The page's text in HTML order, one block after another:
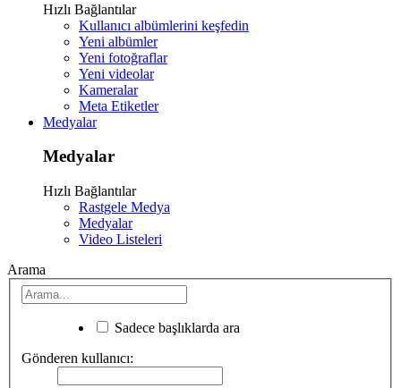
Hızlı Bağlantılar
Kullanıcı albümlerini keşfedin
Yeni albümler
Yeni fotoğraflar
Yeni videolar
Kameralar
Meta Etiketler
Medyalar
Medyalar
Hızlı Bağlantılar
Rastgele Medya
Medyalar
Video Listeleri
Arama
Sadece başlıklarda ara
Gönderen kullanıcı: